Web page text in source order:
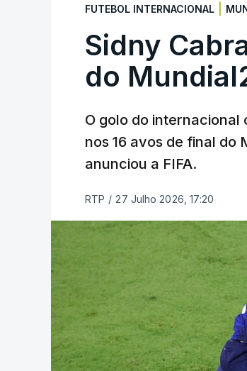
FUTEBOL INTERNACIONAL
Sidny
do
O golo do
nos 16 avos de final do
anunciou a FIFA.
RTP / 27 Julho 2026, 17:20